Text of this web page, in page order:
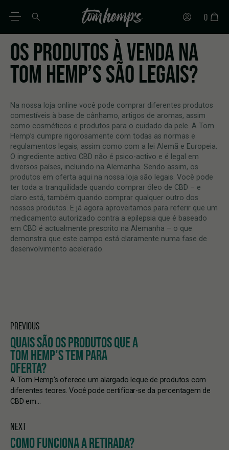
DE EN ES IT
PT FR
0
OS PRODUTOS À VENDA NA
TOM HEMP’S SÃO LEGAIS?
Na nossa loja online você pode comprar diferentes produtos
comestíveis à base de cânhamo, artigos de aromas, assim
como cosméticos e produtos para o cuidado da pele. A Tom
Hemp’s cumpre rigorosamente com todas as normas e
regulamentos legais, assim como com a lei Alemã e Europeia.
O ingrediente activo CBD não é psico-activo e é legal em
diversos países, incluindo na Alemanha. Sendo assim, os
produtos em oferta aqui na nossa loja são legais. Você pode
ter toda a tranquilidade quando comprar óleo de CBD – e
claro está, também quando comprar qualquer outro dos
nossos produtos. E já agora aproveitamos para referir que um
medicamento autorizado contra a epilepsia que é baseado
em CBD é actualmente prescrito na Alemanha – o que
demonstra que este campo está claramente numa fase de
desenvolvimento acelerado.
PREVIOUS
QUAIS SÃO OS PRODUTOS QUE A
TOM HEMP’S TEM PARA
OFERTA?
A Tom Hemp's oferece um alargado leque de produtos com
diferentes teores. Você pode certificar-se da percentagem de
CBD em…
NEXT
COMO FUNCIONA A RETIRADA?